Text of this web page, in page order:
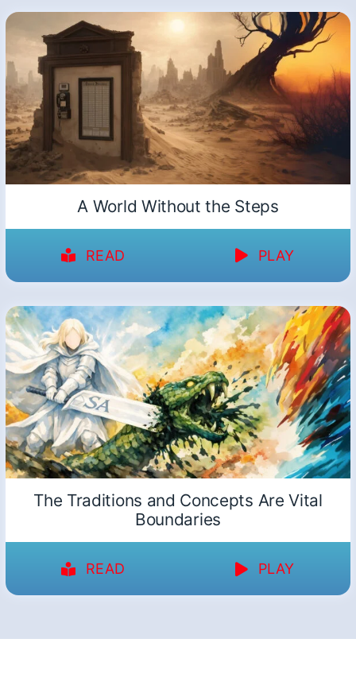
A World Without the Steps
READ PLAY
The Traditions and Concepts Are Vital
Boundaries
READ PLAY